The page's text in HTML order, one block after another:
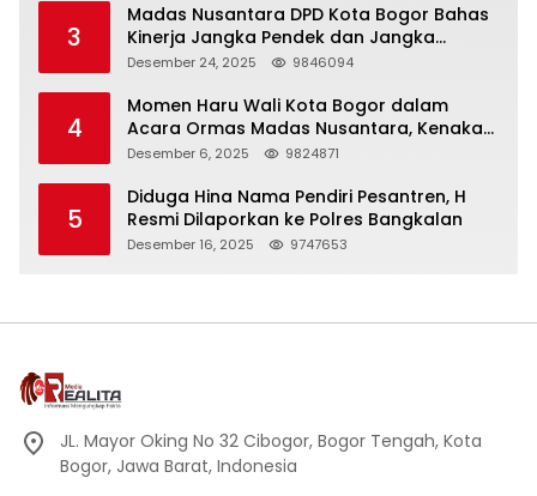
3
Madas Nusantara DPD Kota Bogor Bahas
Kinerja Jangka Pendek dan Jangka
Panjang
Desember 24, 2025 9846094
4
Momen Haru Wali Kota Bogor dalam
Acara Ormas Madas Nusantara, Kenakan
Peci Hitam Tinggi sebagai Simbol
Desember 6, 2025 9824871
5
Diduga Hina Nama Pendiri Pesantren, H
Resmi Dilaporkan ke Polres Bangkalan
Desember 16, 2025 9747653
JL. Mayor Oking No 32 Cibogor, Bogor Tengah, Kota
Bogor, Jawa Barat, Indonesia